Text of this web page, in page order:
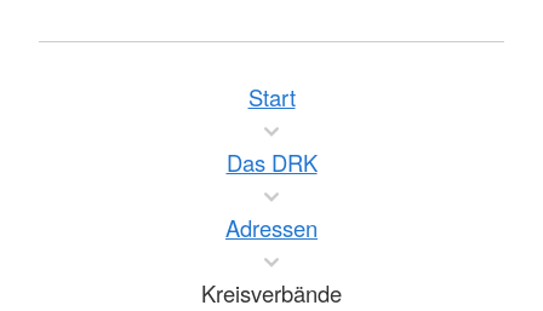
Start
Das DRK
Adressen
Kreisverbände